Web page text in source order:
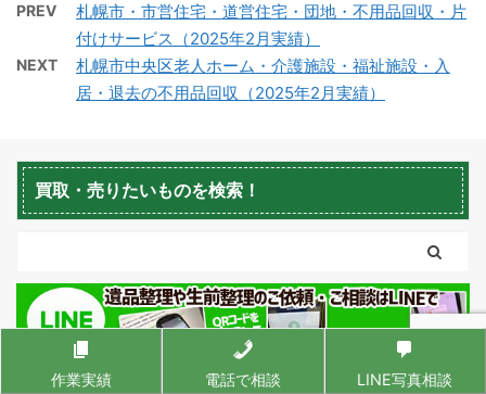
蘭越町不用品回収 黒松内町不用品回収
PREV
札幌市・市営住宅・道営住宅・団地・不用品回収・片
付けサービス（2025年2月実績）
NEXT
札幌市中央区老人ホーム・介護施設・福祉施設・入
居・退去の不用品回収（2025年2月実績）
買取・売りたいものを検索！
作業実績 電話で相談 LINE写真相談